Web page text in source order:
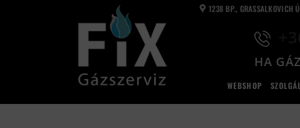
1238 BP., GRASSALKOVICH
HA
WEBSHOP